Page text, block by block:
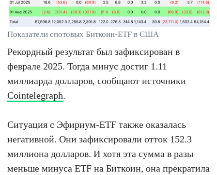
Показатели спотовых Биткоин-ETF в США
Рекордный результат был зафиксирован в
феврале 2025. Тогда минус достиг 1.11
миллиарда долларов, сообщают источники
Cointelegraph.
Ситуация с Эфириум-ETF также оказалась
негативной. Они зафиксировали отток 152.3
миллиона долларов. И хотя эта сумма в разы
меньше минуса ETF на Биткоин, она прекратила